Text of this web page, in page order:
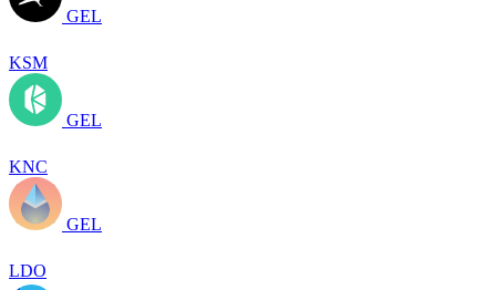
GEL
KSM
GEL
KNC
GEL
LDO